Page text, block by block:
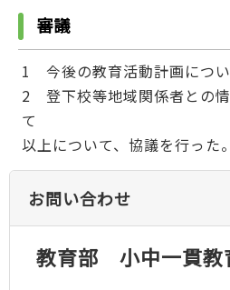
審議
1 今後の教育活動計画につ
2 登下校等地域関係者との
て
以上について、協議を行った。
お問い合わせ
教育部 小中一貫